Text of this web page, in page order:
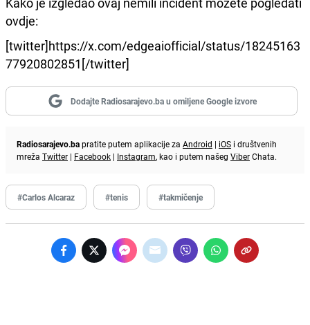
ovdje:
[twitter]https://x.com/edgeaiofficial/status/18245163
77920802851[/twitter]
Dodajte Radiosarajevo.ba u omiljene Google izvore
Radiosarajevo.bapratite putem aplikacije za Android | iOS i društvenih
mreža Twitter | Facebook | Instagram, kao i putem našeg ViberChata.
#Carlos Alcaraz #tenis #takmičenje